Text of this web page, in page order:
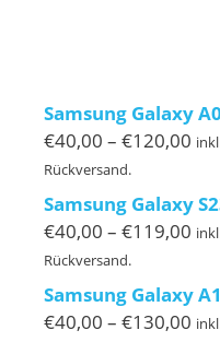
Samsung Galaxy
€40,00 – €120,00
bis
Rückversand.
Samsung Galaxy
€40,00 – €119,00
bis
Rückversand.
Samsung Galaxy
€40,00 – €130,00